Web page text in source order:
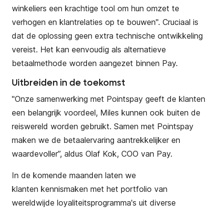
winkeliers een krachtige tool om hun omzet te
verhogen en klantrelaties op te bouwen". Cruciaal is
dat de oplossing geen extra technische ontwikkeling
vereist. Het kan eenvoudig als alternatieve
betaalmethode worden aangezet binnen Pay.
Uitbreiden in de toekomst
"Onze samenwerking met Pointspay geeft de klanten
een belangrijk voordeel, Miles kunnen ook buiten de
reiswereld worden gebruikt. Samen met Pointspay
maken we de betaalervaring aantrekkelijker en
waardevoller”, aldus Olaf Kok, COO van Pay.
In de komende maanden laten we
klanten kennismaken met het portfolio van
wereldwijde loyaliteitsprogramma's uit diverse